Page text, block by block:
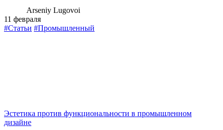
Arseniy Lugovoi
11 февраля
#Статьи #Промышленный
Эстетика против функциональности в промышленном
дизайне